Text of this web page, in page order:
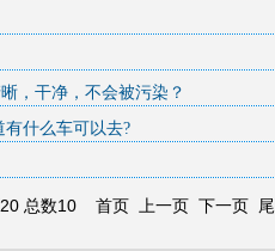
，干净，不会被污染？
什么车可以去?
20 总数10 首页 上一页 下一页